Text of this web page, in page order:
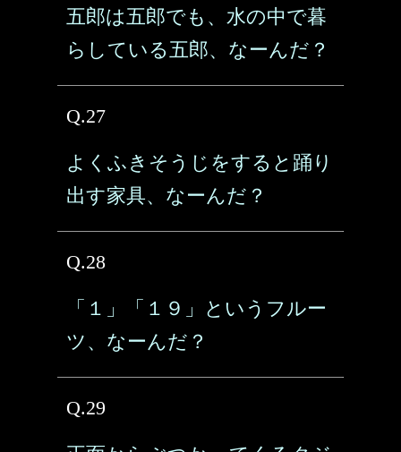
五郎は五郎でも、水の中で暮
らしている五郎、なーんだ？
Q.27
よくふきそうじをすると踊り
出す家具、なーんだ？
Q.28
「１」「１９」というフルー
ツ、なーんだ？
Q.29